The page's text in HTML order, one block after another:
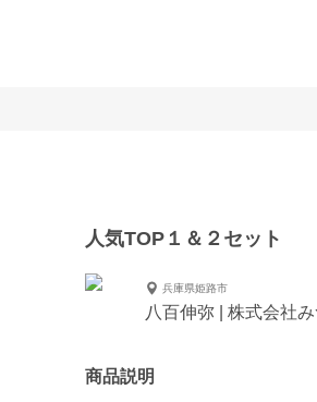
人気TOP１＆２セット
兵庫県姫路市
八百伸弥 | 株式会社
商品説明